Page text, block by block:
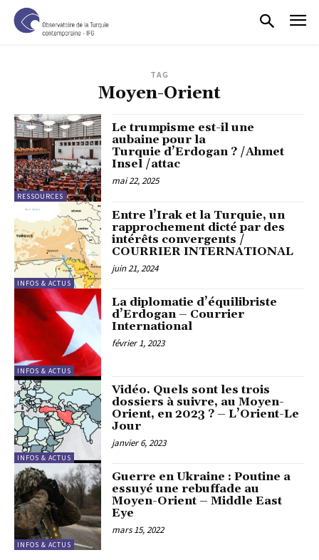
TAG
Moyen-Orient
RESSOURCES
Le trumpisme est-il une
aubaine pour la
Turquie d’Erdogan ? /Ahmet
Insel /attac
mai 22, 2025
INFOS & ACTUS
Entre l’Irak et la Turquie, un
rapprochement dicté par des
intérêts convergents /
COURRIER INTERNATIONAL
juin 21, 2024
INFOS & ACTUS
La diplomatie d’équilibriste
d’Erdogan – Courrier
International
février 1, 2023
INFOS & ACTUS
Vidéo. Quels sont les trois
dossiers à suivre, au Moyen-
Orient, en 2023 ? – L’Orient-Le
Jour
janvier 6, 2023
INFOS & ACTUS
Guerre en Ukraine : Poutine a
essuyé une rebuffade au
Moyen-Orient – Middle East
Eye
mars 15, 2022